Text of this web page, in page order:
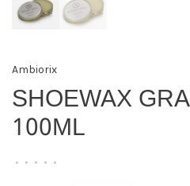
Ambiorix
SHOEWAX
100ML
• • • • •